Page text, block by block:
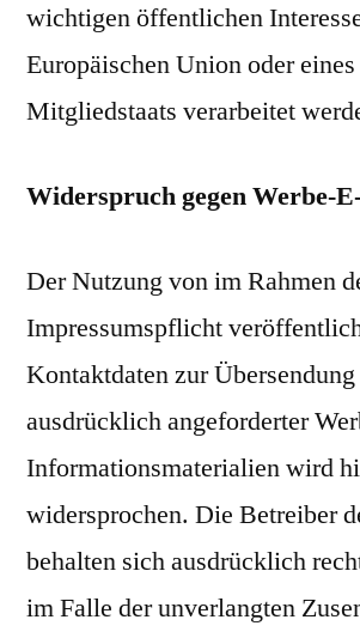
wichtigen öffentlichen
Europäischen Union oder eines
Mitgliedstaats verarbeitet
Widerspruch gegen Werbe-
Der Nutzung von im Rahmen
Impressumspflicht
Kontaktdaten zur
ausdrücklich angeforderter
Informationsmaterialien wird
widersprochen. Die Betreiber
behalten sich ausdrücklich
im Falle der unverlangten